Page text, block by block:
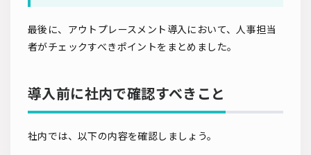
最後に、アウトプレースメント導入において、人事担当
者がチェックすべきポイントをまとめました。
導入前に社内で確認すべきこと
社内では、以下の内容を確認しましょう。